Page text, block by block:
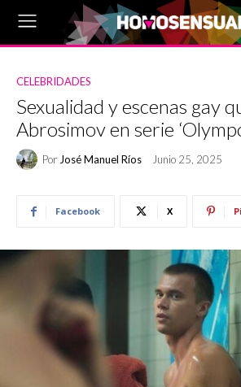
CELEBRIDADES
Sexualidad y escenas gay
Abrosimov en serie
Por José Manuel Ríos Junio 25, 2025
Facebook X